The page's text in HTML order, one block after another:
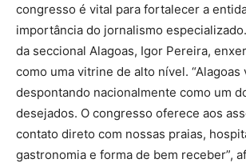
congresso é vital para fortalecer a
importância do jornalismo
da seccional Alagoas, Igor Pereira,
como uma vitrine de alto nível. “Alagoas
despontando nacionalmente como um
desejados. O congresso oferece aos
contato direto com nossas praias,
gastronomia e forma de bem receber”,